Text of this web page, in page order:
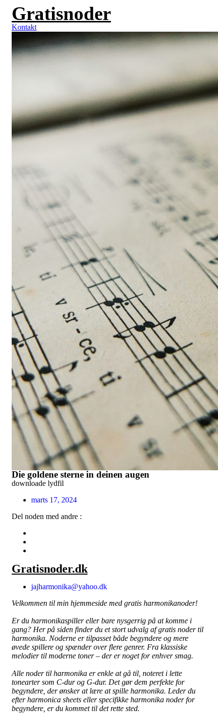
Videre
indhold
Gratisnoder
Kontakt
Die goldene sterne in deinen augen
downloade lydfil
marts 17, 2024
Del noden med andre :
Gratisnoder.dk
jajharmonika@yahoo.dk
Velkommen til min hjemmeside med gratis harmonikanoder!
Er du harmonikaspiller eller bare nysgerrig på at komme i
gang? Her på siden finder du et stort udvalg af gratis noder til
harmonika. Noderne er tilpasset både begyndere og mere
øvede spillere og spænder over flere genrer. Fra klassiske
melodier til moderne toner – der er noget for enhver smag.
Alle noder til harmonika er enkle at gå til, noteret i lette
tonearter som C-dur og G-dur. Det gør dem perfekte for
begyndere, der ønsker at lære at spille harmonika. Leder du
efter harmonica sheets eller specifikke harmonika noder for
begyndere, er du kommet til det rette sted.